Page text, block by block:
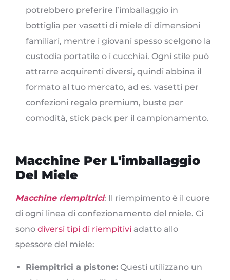
potrebbero preferire l’imballaggio in
bottiglia per vasetti di miele di dimensioni
familiari, mentre i giovani spesso scelgono la
custodia portatile o i cucchiai. Ogni stile può
attrarre acquirenti diversi, quindi abbina il
formato al tuo mercato, ad es. vasetti per
confezioni regalo premium, buste per
comodità, stick pack per il campionamento.
Macchine Per L'imballaggio
Del Miele
Macchine riempitrici: Il riempimento è il cuore
di ogni linea di confezionamento del miele. Ci
sono diversi tipi di riempitivi adatto allo
spessore del miele:
Riempitrici a pistone: Questi utilizzano un